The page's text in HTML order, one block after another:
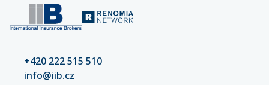
+420 222 515 510
info@iib.cz